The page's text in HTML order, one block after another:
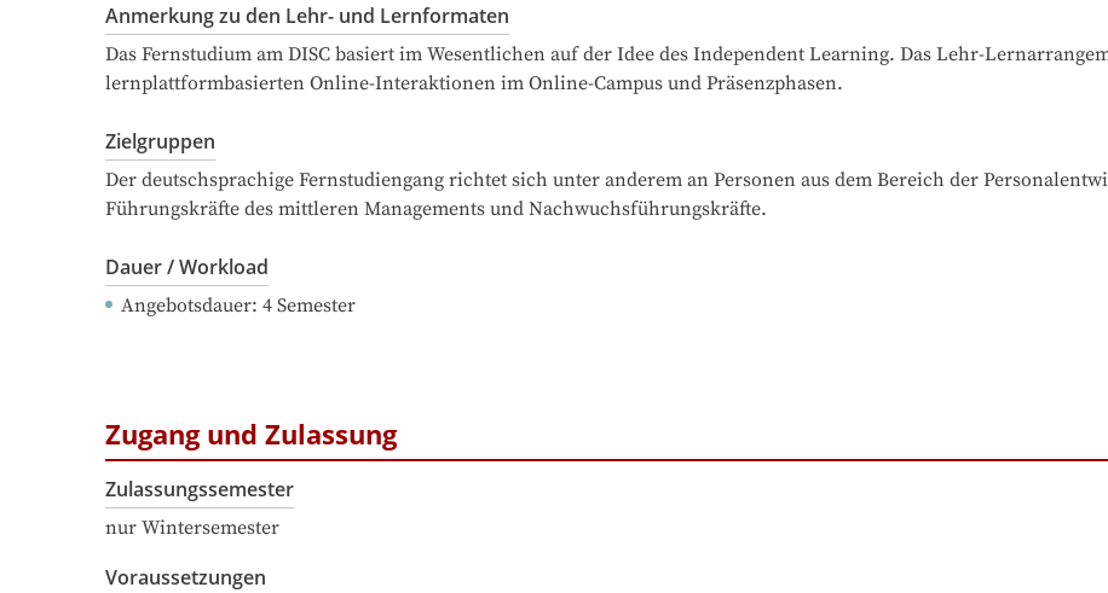
Anmerkung zu den Lehr- und Lernformaten
Das Fernstudium am DISC basiert im Wesentlichen auf der Idee des Independent Learning. Das Lehr-
lernplattformbasierten Online-Interaktionen im Online-Campus und Präsenzphasen.
Zielgruppen
Der deutschsprachige Fernstudiengang richtet sich unter anderem an Personen aus dem Bereich der
Führungskräfte des mittleren Managements und Nachwuchsführungskräfte.
Dauer / Workload
Angebotsdauer: 4 Semester
Zugang und Zulassung
Zulassungssemester
nur Wintersemester
Voraussetzungen